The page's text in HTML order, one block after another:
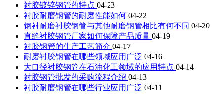
衬胶镀锌钢管的特点 04-23
衬胶耐磨钢管的耐磨性能如何 04-22
钢衬耐磨衬胶钢管与其他耐磨钢管相比有何不同 04-20
直缝衬胶钢管厂家如何保障产品质量 04-19
衬胶钢管的生产工艺简介 04-17
耐磨衬胶钢管在哪些领域应用广泛 04-16
大口径衬胶钢管在石油化工领域的应用特点 04-14
衬胶钢管批发的采购流程介绍 04-13
衬胶耐磨钢管在哪些行业应用广泛 04-11